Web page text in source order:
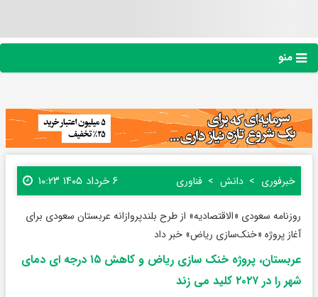
منو
خبرفوری دانش فناوری ۶ خرداد ۱۴۰۵ ۱۰:۲۳
روزنامه سعودی «الاقتصادیه» از طرح بلندپروازانه عربستان سعودی برای
آغاز پروژه «خنک‌سازی ریاض» خبر داد
عربستان، پروژه خنک سازی ریاض و کاهش ۱۵ درجه ای دمای
شهر را در ۲۰۲۷ کلید می زند